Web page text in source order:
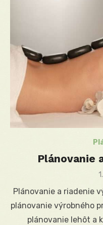
Plánovanie
Plánovanie a riadenie
plánovanie výrobného
plánovanie lehôt a